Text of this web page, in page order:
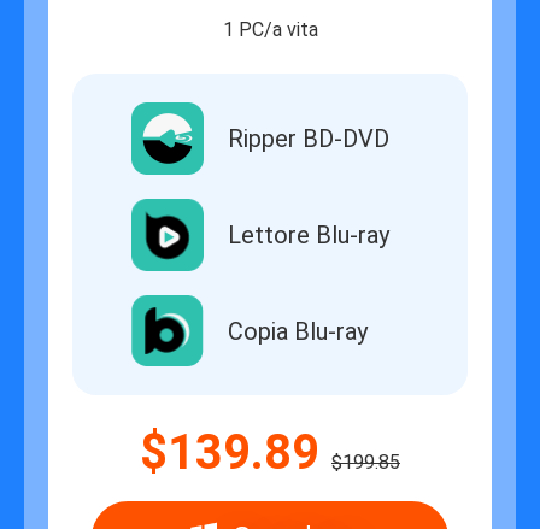
1 PC/a vita
Ripper BD-DVD
Lettore Blu-ray
Copia Blu-ray
$139.89 $199.85